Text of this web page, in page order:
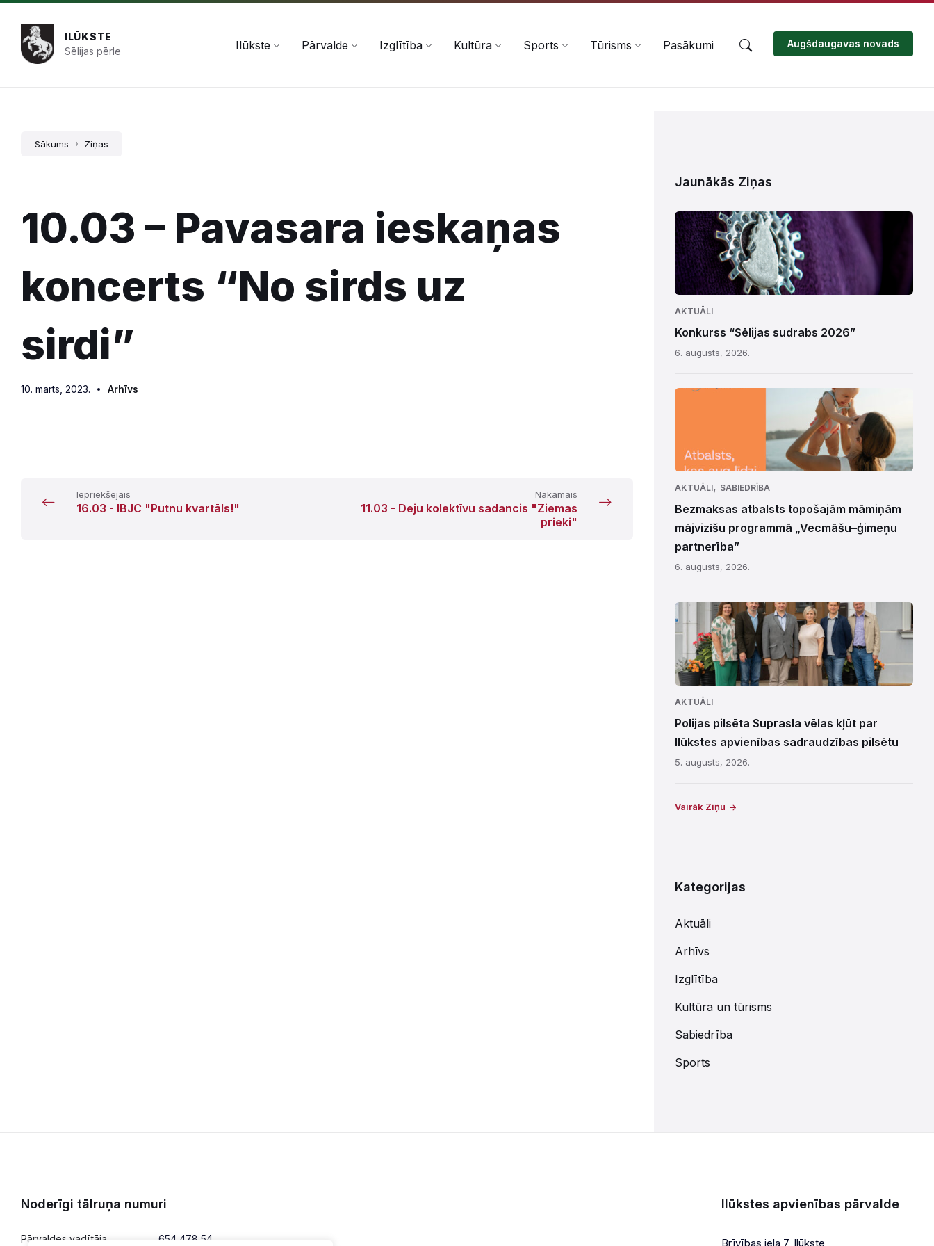
Pāriet
saturu
Skip
navigation
Skip
footer
ILŪKSTE
Sēlijas pērle
Ilūkste Pārvalde Izglītība Kultūra Sports Tūrisms Pasākumi Augšdaugavas novads
Sākums Ziņas
10.03 – Pavasara ieskaņas
koncerts “No sirds uz
sirdi”
10. marts, 2023. Arhīvs
Iepriekšējais
16.03 - IBJC "Putnu kvartāls!"
Nākamais
11.03 - Deju kolektīvu sadancis "Ziemas
prieki"
Jaunākās Ziņas
AKTUĀLI
Konkurss “Sēlijas sudrabs 2026”
6. augusts, 2026.
AKTUĀLI, SABIEDRĪBA
Bezmaksas atbalsts topošajām māmiņām
mājvizīšu programmā „Vecmāšu–ģimeņu
partnerība”
6. augusts, 2026.
AKTUĀLI
Polijas pilsēta Suprasla vēlas kļūt par
Ilūkstes apvienības sadraudzības pilsētu
5. augusts, 2026.
Vairāk Ziņu
Kategorijas
Aktuāli
Arhīvs
Izglītība
Kultūra un tūrisms
Sabiedrība
Sports
Noderīgi tālruņa numuri
Pārvaldes vadītāja 654 478 54
Ilūkstes apvienības pārvalde
Brīvības iela 7, Ilūkste,